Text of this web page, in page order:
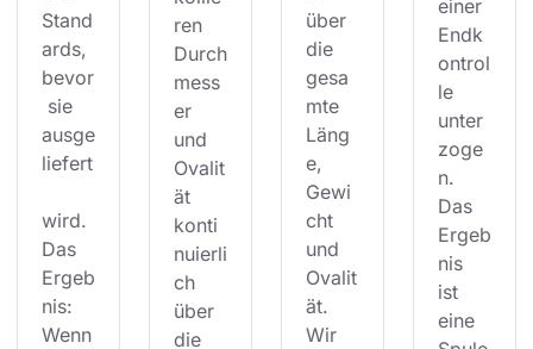
Stand
ards,
bevor
sie
ausge
liefert
wird.
Das
Ergeb
nis:
Wenn
ren
Durch
mess
er
und
Ovalit
ät
konti
nuierli
ch
über
die
über
die
gesa
mte
Läng
e,
Gewi
cht
und
Ovalit
ät.
Wir
einer
Endk
ontrol
le
unter
zoge
n.
Das
Ergeb
nis
ist
eine